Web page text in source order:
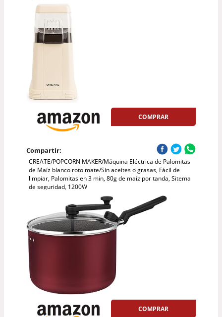
COMPRAR
Compartir:
CREATE/POPCORN MAKER/Máquina Eléctrica de Palomitas
de Maíz blanco roto mate/Sin aceites o grasas, Fácil de
limpiar, Palomitas en 3 min, 80g de maiz por tanda, Sitema
de seguridad, 1200W
COMPRAR